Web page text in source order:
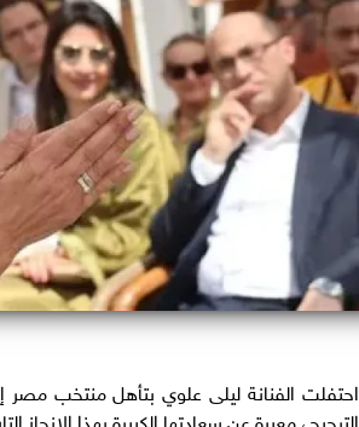
الترجيح، معبرة عن سعادتها الكبيرة بهذا